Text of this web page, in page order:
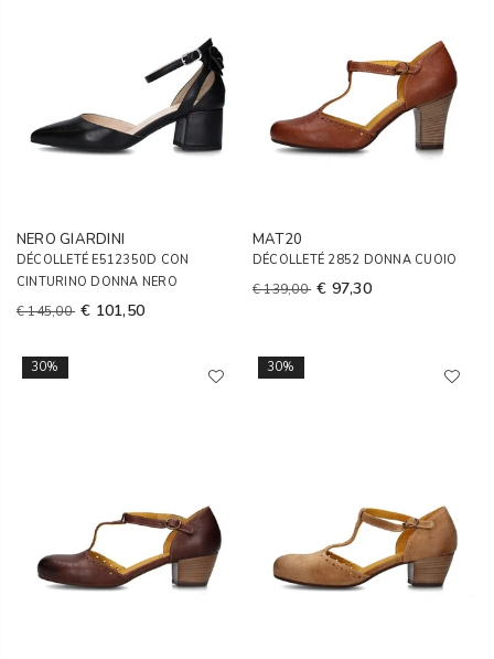
NERO GIARDINI
DÉCOLLETÉ E512350D CON
CINTURINO DONNA NERO
€ 145,00 € 101,50
MAT20
DÉCOLLETÉ 2852 DONNA CUOIO
€ 139,00 € 97,30
30% 30%